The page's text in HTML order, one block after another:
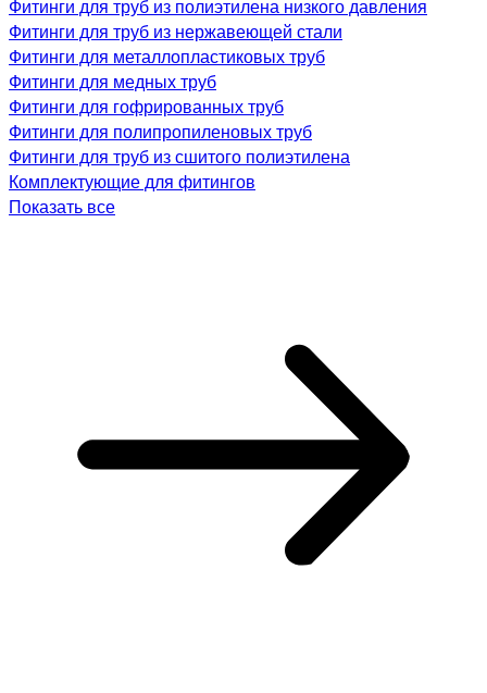
Фитинги для труб из полиэтилена низкого давления
Фитинги для труб из нержавеющей стали
Фитинги для металлопластиковых труб
Фитинги для медных труб
Фитинги для гофрированных труб
Фитинги для полипропиленовых труб
Фитинги для труб из сшитого полиэтилена
Комплектующие для фитингов
Показать все